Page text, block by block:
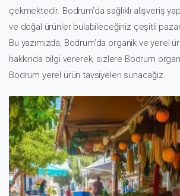
çekmektedir. Bodrum’da sağlıklı alışveriş
ve doğal ürünler bulabileceğiniz çeşitli
Bu yazımızda, Bodrum’da organik ve yerel
hakkında bilgi vererek, sizlere Bodrum
Bodrum yerel ürün tavsiyeleri sunacağız.